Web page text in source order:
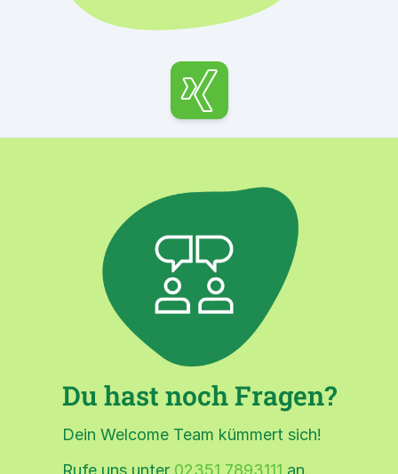
Du hast noch Fragen?
Dein Welcome Team kümmert sich!
Rufe uns unter 02351 7893111 an.